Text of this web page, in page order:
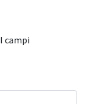
I campi